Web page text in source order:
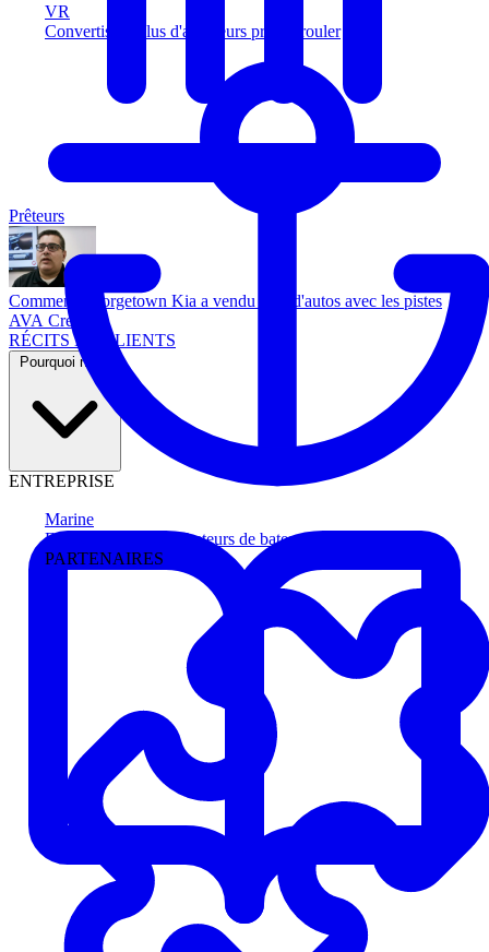
VR
Convertissez plus d'acheteurs prêts à rouler
Marine
Faites avancer les acheteurs de bateau
PARTENAIRES
Prêteurs
Comment Georgetown Kia a vendu plus d'autos avec les pistes
AVA Credit
RÉCITS DE CLIENTS
Pourquoi nous
ENTREPRISE